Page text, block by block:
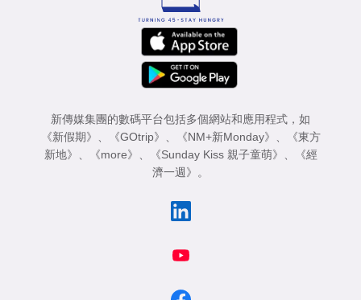
新傳媒集團的數碼平台包括多個網站和應用程式，如
《新假期》
《GOtrip》 《NM+新Monday》
《東方
新地》
《more》 《Sunday Kiss 親子童萌》
《經
濟一週》
。